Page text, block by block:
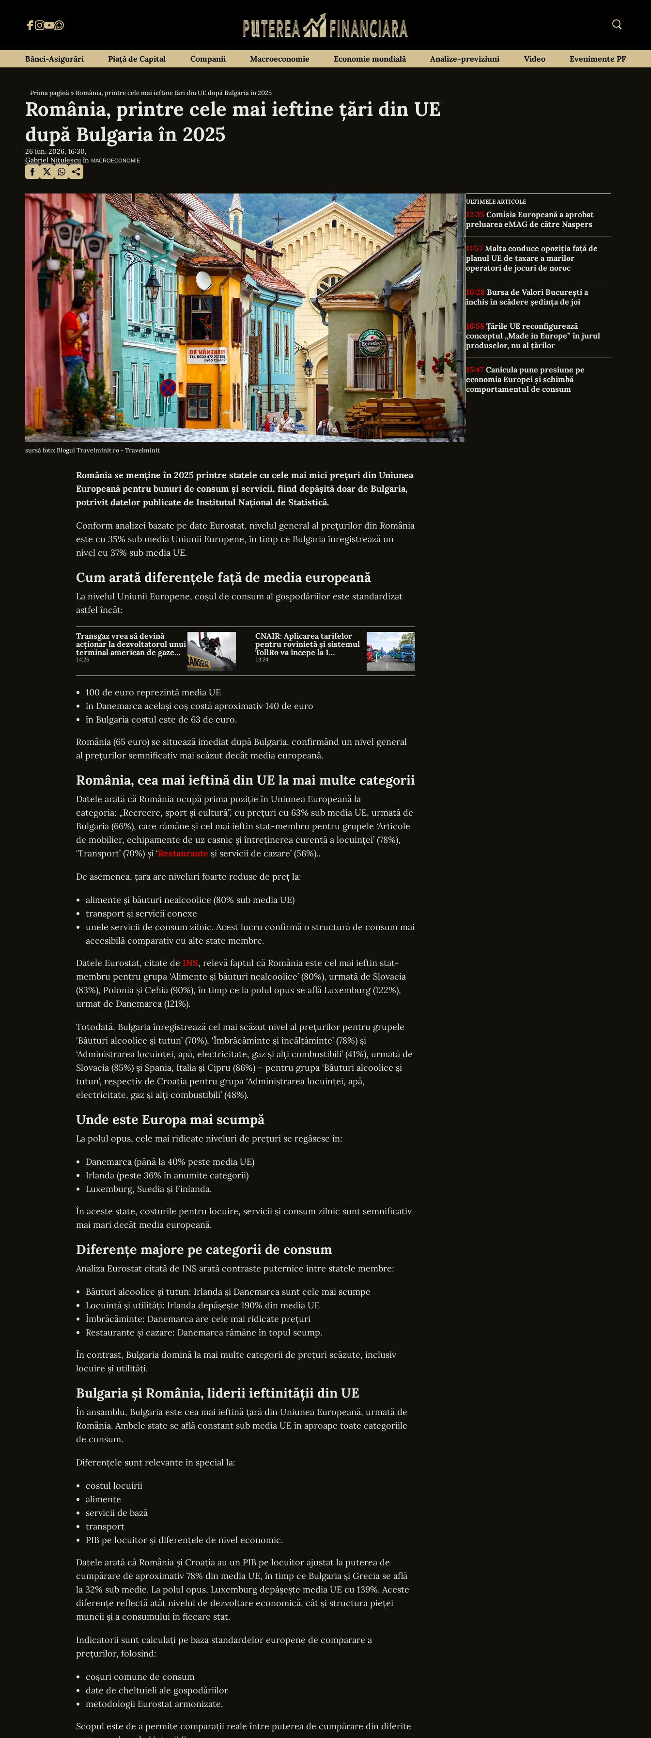
Bănci-Asigurări Piață de Capital Companii Macroeconomie Economie mondială Analize-previziuni Video Evenimente PF
Prima pagină»România, printre cele mai ieftine țări din UE după Bulgaria în 2025
România, printre cele mai ieftine țări din UE
după Bulgaria în 2025
26 iun. 2026, 16:30,
Gabriel Nițulescu în MACROECONOMIE
sursă foto: Blogul Travelminit.ro - Travelminit
România se menține în 2025 printre statele cu cele mai mici prețuri din Uniunea
Europeană pentru bunuri de consum și servicii, fiind depășită doar de Bulgaria,
potrivit datelor publicate de Institutul Național de Statistică.
Conform analizei bazate pe date Eurostat, nivelul general al prețurilor din România
este cu 35% sub media Uniunii Europene, în timp ce Bulgaria înregistrează un
nivel cu 37% sub media UE.
Cum arată diferențele față de media europeană
La nivelul Uniunii Europene, coșul de consum al gospodăriilor este standardizat
astfel încât:
Transgaz vrea să devină
acționar la dezvoltatorul unui
terminal american de gaze
naturale lichefiate
14:25
CNAIR: Aplicarea tarifelor
pentru rovinietă și sistemul
TollRo va începe la 1
octombrie
13:24
100 de euro reprezintă media UE
în Danemarca același coș costă aproximativ 140 de euro
în Bulgaria costul este de 63 de euro.
România (65 euro) se situează imediat după Bulgaria, confirmând un nivel general
al prețurilor semnificativ mai scăzut decât media europeană.
România, cea mai ieftină din UE la mai multe categorii
Datele arată că România ocupă prima poziție în Uniunea Europeană la
categoria: „Recreere, sport și cultură”, cu prețuri cu 63% sub media UE, urmată de
Bulgaria (66%), care rămâne și cel mai ieftin stat-membru pentru grupele ‘Articole
de mobilier, echipamente de uz casnic și întreținerea curentă a locuinței’ (78%),
‘Transport’ (70%) și ‘Restaurante și servicii de cazare’ (56%)..
De asemenea, țara are niveluri foarte reduse de preț la:
alimente și băuturi nealcoolice (80% sub media UE)
transport și servicii conexe
unele servicii de consum zilnic. Acest lucru confirmă o structură de consum mai
accesibilă comparativ cu alte state membre.
Datele Eurostat, citate de INS, relevă faptul că România este cel mai ieftin stat-
membru pentru grupa ‘Alimente și băuturi nealcoolice’ (80%), urmată de Slovacia
(83%), Polonia și Cehia (90%), în timp ce la polul opus se află Luxemburg (122%),
urmat de Danemarca (121%).
Totodată, Bulgaria înregistrează cel mai scăzut nivel al prețurilor pentru grupele
‘Băuturi alcoolice și tutun’ (70%), ‘Îmbrăcăminte și încălțăminte’ (78%) și
‘Administrarea locuinței, apă, electricitate, gaz și alți combustibili’ (41%), urmată de
Slovacia (85%) și Spania, Italia și Cipru (86%) – pentru grupa ‘Băuturi alcoolice și
tutun’, respectiv de Croația pentru grupa ‘Administrarea locuinței, apă,
electricitate, gaz și alți combustibili’ (48%).
Unde este Europa mai scumpă
La polul opus, cele mai ridicate niveluri de prețuri se regăsesc în:
Danemarca (până la 40% peste media UE)
Irlanda (peste 36% în anumite categorii)
Luxemburg, Suedia și Finlanda.
În aceste state, costurile pentru locuire, servicii și consum zilnic sunt semnificativ
mai mari decât media europeană.
Diferențe majore pe categorii de consum
Analiza Eurostat citată de INS arată contraste puternice între statele membre:
Băuturi alcoolice și tutun: Irlanda și Danemarca sunt cele mai scumpe
Locuință și utilități: Irlanda depășește 190% din media UE
Îmbrăcăminte: Danemarca are cele mai ridicate prețuri
Restaurante și cazare: Danemarca rămâne în topul scump.
În contrast, Bulgaria domină la mai multe categorii de prețuri scăzute, inclusiv
locuire și utilități.
Bulgaria și România, liderii ieftinității din UE
În ansamblu, Bulgaria este cea mai ieftină țară din Uniunea Europeană, urmată de
România. Ambele state se află constant sub media UE în aproape toate categoriile
de consum.
Diferențele sunt relevante în special la:
costul locuirii
alimente
servicii de bază
transport
PIB pe locuitor și diferențele de nivel economic.
Datele arată că România și Croația au un PIB pe locuitor ajustat la puterea de
cumpărare de aproximativ 78% din media UE, în timp ce Bulgaria și Grecia se află
la 32% sub medie. La polul opus, Luxemburg depășește media UE cu 139%. Aceste
diferențe reflectă atât nivelul de dezvoltare economică, cât și structura pieței
muncii și a consumului în fiecare stat.
Indicatorii sunt calculați pe baza standardelor europene de comparare a
prețurilor, folosind:
coșuri comune de consum
date de cheltuieli ale gospodăriilor
metodologii Eurostat armonizate.
Scopul este de a permite comparații reale între puterea de cumpărare din diferite
ULTIMELE ARTICOLE
12:35
preluarea eMAG de către Naspers
11:57
planul UE de taxare a marilor
operatori de jocuri de noroc
10:28
închis în scădere ședința de joi
16:58
conceptul „Made in Europe” în jurul
produselor, nu al țărilor
15:47
economia Europei și schimbă
comportamentul de consum